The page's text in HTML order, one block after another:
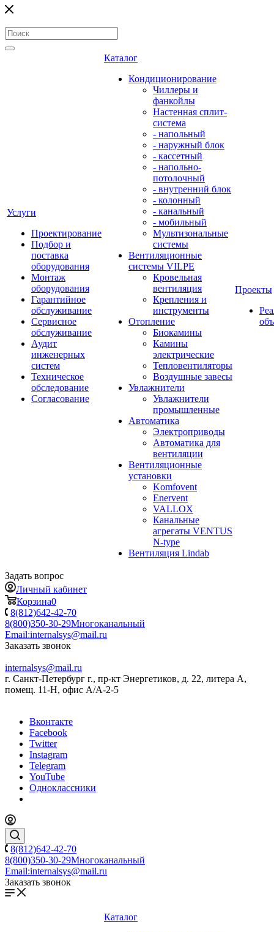
Услуги
Проектирование
Подбор и
поставка
оборудования
Монтаж
оборудования
Гарантийное
обслуживание
Сервисное
обслуживание
Аудит
инженерных
систем
Техническое
обследование
Согласование
Каталог
Кондиционирование
Чиллеры и
фанкойлы
Настенная сплит-
система
- напольный
- наружный блок
- кассетный
- напольно-
потолочный
- внутренний блок
- колонный
- канальный
- мобильный
Мультизональные
системы
Вентиляционные
системы VILPE
Кровельная
вентиляция
Крепления и
инструменты
Отопление
Биокамины
Камины
электрические
Тепловентиляторы
Воздушные завесы
Увлажнители
Увлажнители
промышленные
Автоматика
Электроприводы
Автоматика для
вентиляции
Вентиляционные
установки
Komfovent
Enervent
VALLOX
Канальные
агрегаты VENTUS
N-type
Вентиляция Lindab
Проекты
Задать вопрос
Личный кабинет
Корзина0
8(812)642-42-70
8(800)350-30-29Многоканальный
Email:internalsys@mail.ru
Заказать звонок
internalsys@mail.ru
г. Санкт-Петербург г., пр-кт Энергетиков, д. 22, литера А,
помещ. 11-Н, офис А/А-2-5
Вконтакте
Facebook
Twitter
Instagram
Telegram
YouTube
Одноклассники
8(812)642-42-70
8(800)350-30-29Многоканальный
Email:internalsys@mail.ru
Заказать звонок
Каталог